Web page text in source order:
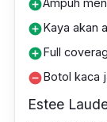
Produk ini
akan
yang
dengan
add_circle
add_circleKaya akan
add_circleFull
remove_circleBotol kaca
Estee